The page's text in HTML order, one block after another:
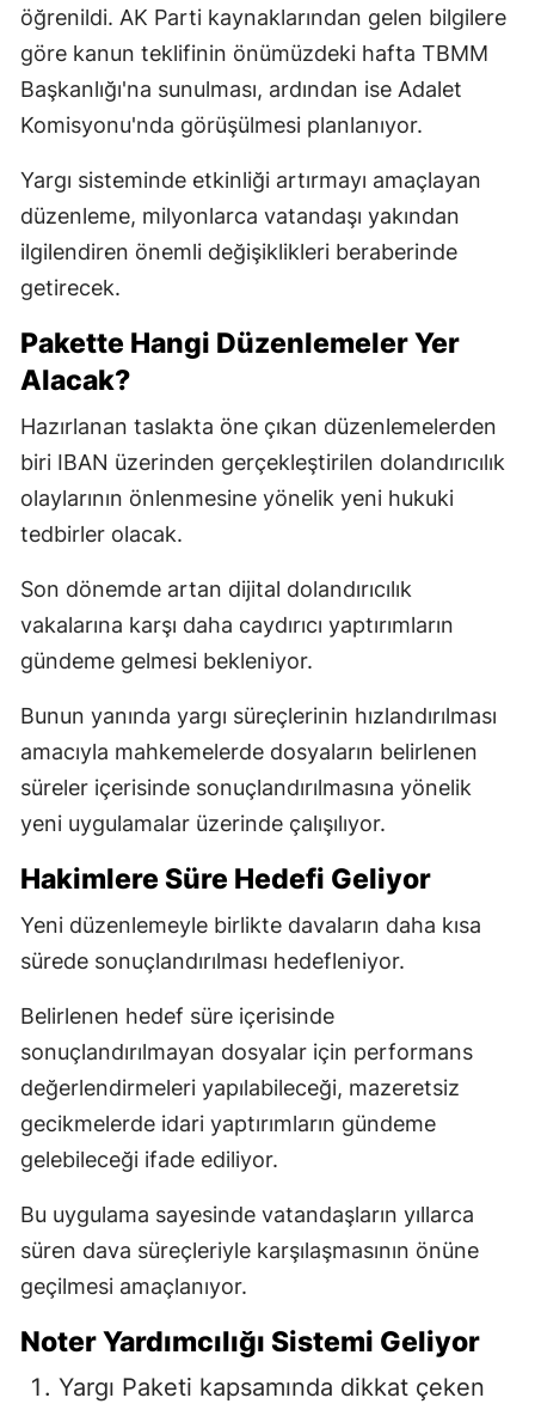
öğrenildi. AK Parti kaynaklarından gelen bilgilere
göre kanun teklifinin önümüzdeki hafta TBMM
Başkanlığı'na sunulması, ardından ise Adalet
Komisyonu'nda görüşülmesi planlanıyor.
Yargı sisteminde etkinliği artırmayı amaçlayan
düzenleme, milyonlarca vatandaşı yakından
ilgilendiren önemli değişiklikleri beraberinde
getirecek.
Pakette Hangi Düzenlemeler Yer
Alacak?
Hazırlanan taslakta öne çıkan düzenlemelerden
biri IBAN üzerinden gerçekleştirilen dolandırıcılık
olaylarının önlenmesine yönelik yeni hukuki
tedbirler olacak.
Son dönemde artan dijital dolandırıcılık
vakalarına karşı daha caydırıcı yaptırımların
gündeme gelmesi bekleniyor.
Bunun yanında yargı süreçlerinin hızlandırılması
amacıyla mahkemelerde dosyaların belirlenen
süreler içerisinde sonuçlandırılmasına yönelik
yeni uygulamalar üzerinde çalışılıyor.
Hakimlere Süre Hedefi Geliyor
Yeni düzenlemeyle birlikte davaların daha kısa
sürede sonuçlandırılması hedefleniyor.
Belirlenen hedef süre içerisinde
sonuçlandırılmayan dosyalar için performans
değerlendirmeleri yapılabileceği, mazeretsiz
gecikmelerde idari yaptırımların gündeme
gelebileceği ifade ediliyor.
Bu uygulama sayesinde vatandaşların yıllarca
süren dava süreçleriyle karşılaşmasının önüne
geçilmesi amaçlanıyor.
Noter Yardımcılığı Sistemi Geliyor
Yargı Paketi kapsamında dikkat çeken